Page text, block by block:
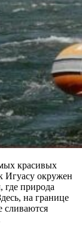
красивых
окружен
где природа
на границе
сливаются